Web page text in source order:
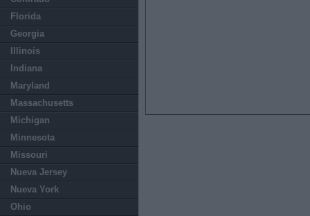
Florida
Georgia
Illinois
Indiana
Maryland
Massachusetts
Michigan
Minnesota
Missouri
Nueva Jersey
Nueva York
Ohio